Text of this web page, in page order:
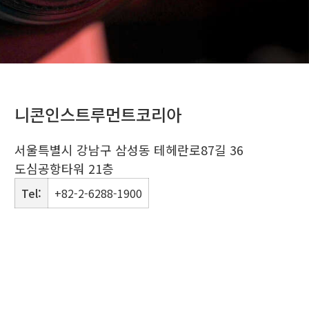
니콘인스트루먼트코리아
서울특별시 강남구 삼성동 테헤란로87길 36
도심공항타워 21층
Tel: +82-2-6288-1900